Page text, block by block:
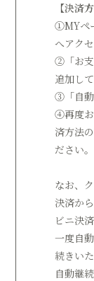
【決済
①MYペ
へアク
②「お支
追加し
③「自動
④再度お
済方法
ださい。
なお、
決済か
ビニ決
一度自
続きい
自動継